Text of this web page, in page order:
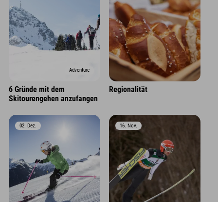
Adventure
6 Gründe mit dem
Skitourengehen anzufangen
Regionalität
02. Dez. 16. Nov.